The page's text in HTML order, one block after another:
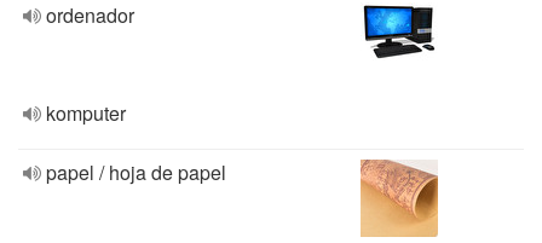
ordenador
komputer
papel / hoja de papel